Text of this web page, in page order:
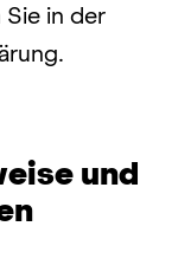
in der
und